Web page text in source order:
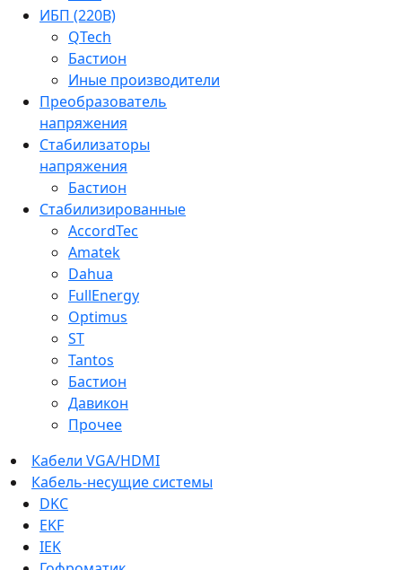
ИБП (220В)
QTech
Бастион
Иные производители
Преобразователь
напряжения
Стабилизаторы
напряжения
Бастион
Стабилизированные
AccordTec
Amatek
Dahua
FullEnergy
Optimus
ST
Tantos
Бастион
Давикон
Прочее
Кабели VGA/HDMI
Кабель-несущие системы
DKC
EKF
IEK